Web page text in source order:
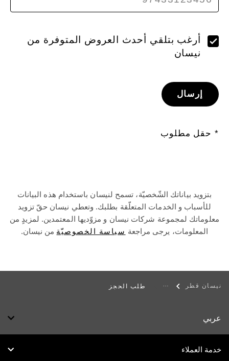
أرغب بتلقي أحدث العروض المتوفرة من
نيسان
إرسال
* حقل مطلوب
بتزويد بياناتك الشّخصيّة، تسمح لنيسان باستخدام هذه البيانات
للأسباب و الخدمات المتعلّقة بطلبك. وتعطي نيسان حقّ تزويد
معلوماتك لمجموعة شركات نيسان و مزوّديها المعتمدين. لمزيدٍ من
المعلومات، يرجى مراجعة سياسة الخصوصيّة من نيسان.
نيسان قطر طلب الحجز
عربي
خدمة العملاء